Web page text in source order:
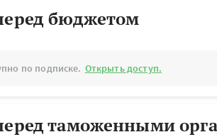
бюджетом
по подписке. Открыть доступ.
таможенными